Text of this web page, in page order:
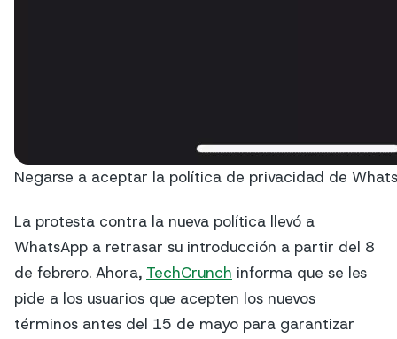
Negarse a aceptar la política de privacidad de
La protesta contra la nueva política llevó a
WhatsApp a retrasar su introducción a partir del 8
de febrero. Ahora, TechCrunch informa que se les
pide a los usuarios que acepten los nuevos
términos antes del 15 de mayo para garantizar